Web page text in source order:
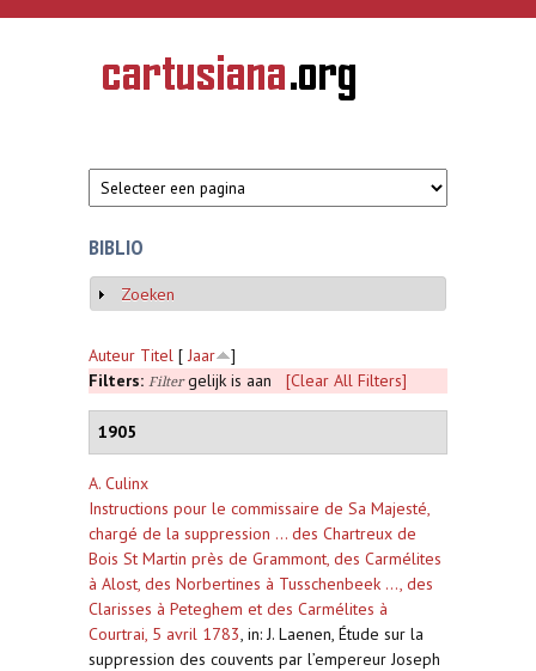
Overslaan en naar de inhoud gaan
CARTUSIANA
Geschiedenis
van de
BIBLIO
Weergeven
Zoeken
Auteur Titel [ Jaar
]
Filters: Filtergelijk is aan [Clear All Filters]
1905
A. Culinx
Instructions pour le commissaire de Sa Majesté,
chargé de la suppression ... des Chartreux de
Bois St Martin près de Grammont, des Carmélites
à Alost, des Norbertines à Tusschenbeek ..., des
Clarisses à Peteghem et des Carmélites à
Courtrai, 5 avril 1783, in: J. Laenen, Étude sur la
suppression des couvents par l’empereur Joseph